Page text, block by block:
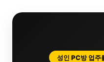
성인 PC방 업주